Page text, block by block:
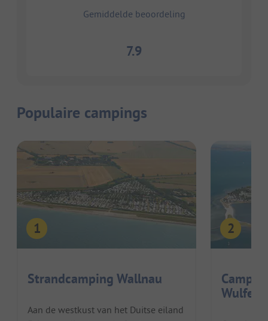
Gemiddelde beoordeling
7.9
Populaire campings
Strandcamping Wallnau
Aan de westkust van het Duitse eiland